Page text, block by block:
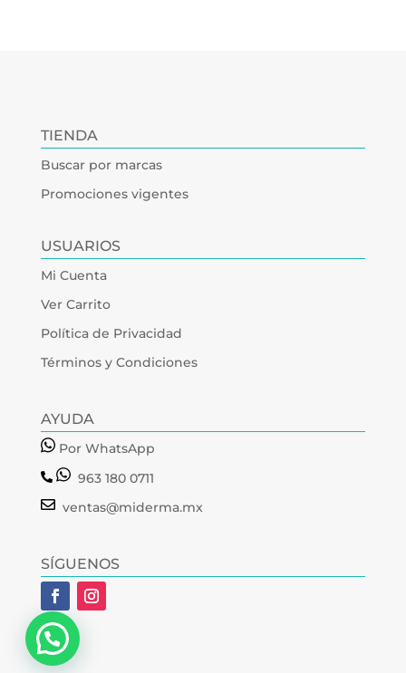
TIENDA
Buscar por marcas
Promociones vigentes
USUARIOS
Mi Cuenta
Ver Carrito
Política de Privacidad
Términos y Condiciones
AYUDA
Por WhatsApp
963 180 0711
ventas@miderma.mx
SÍGUENOS